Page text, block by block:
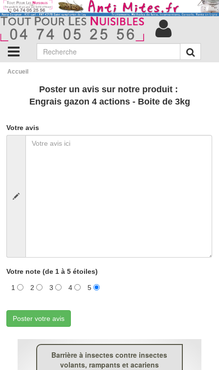
Accueil
Poster un avis sur notre produit :
Engrais gazon 4 actions - Boite de 3kg
Votre avis
Votre note (de 1 à 5 étoiles)
1 2 3 4 5
Poster votre avis
Barrière à insectes contre insectes
volants, rampants et acariens